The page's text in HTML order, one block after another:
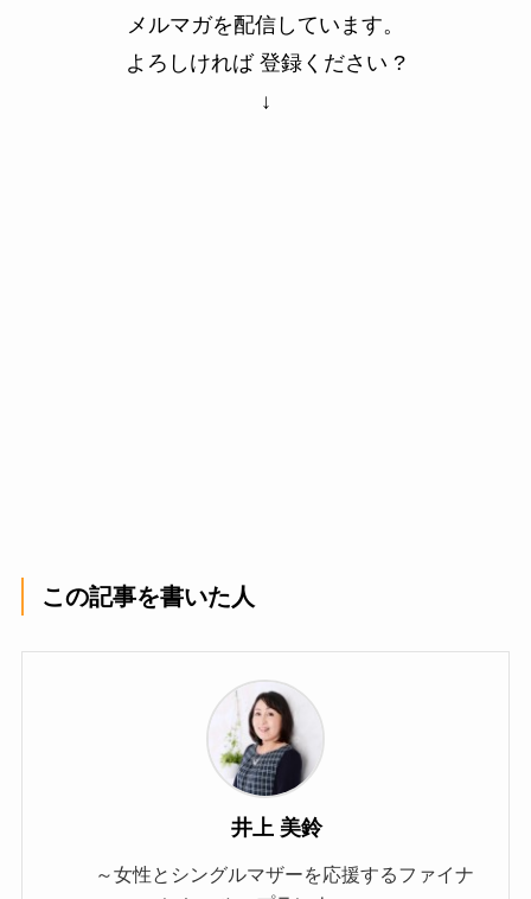
メルマガを配信しています。
よろしければ 登録ください ?
↓
この記事を書いた人
井上 美鈴
～女性とシングルマザーを応援するファイナ